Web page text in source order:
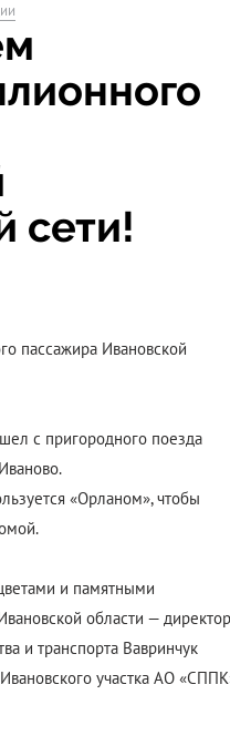
сети!
пассажира Ивановской
с пригородного поезда
«Орланом», чтобы
и памятными
области — директор
и транспорта Вавринчук
участка АО